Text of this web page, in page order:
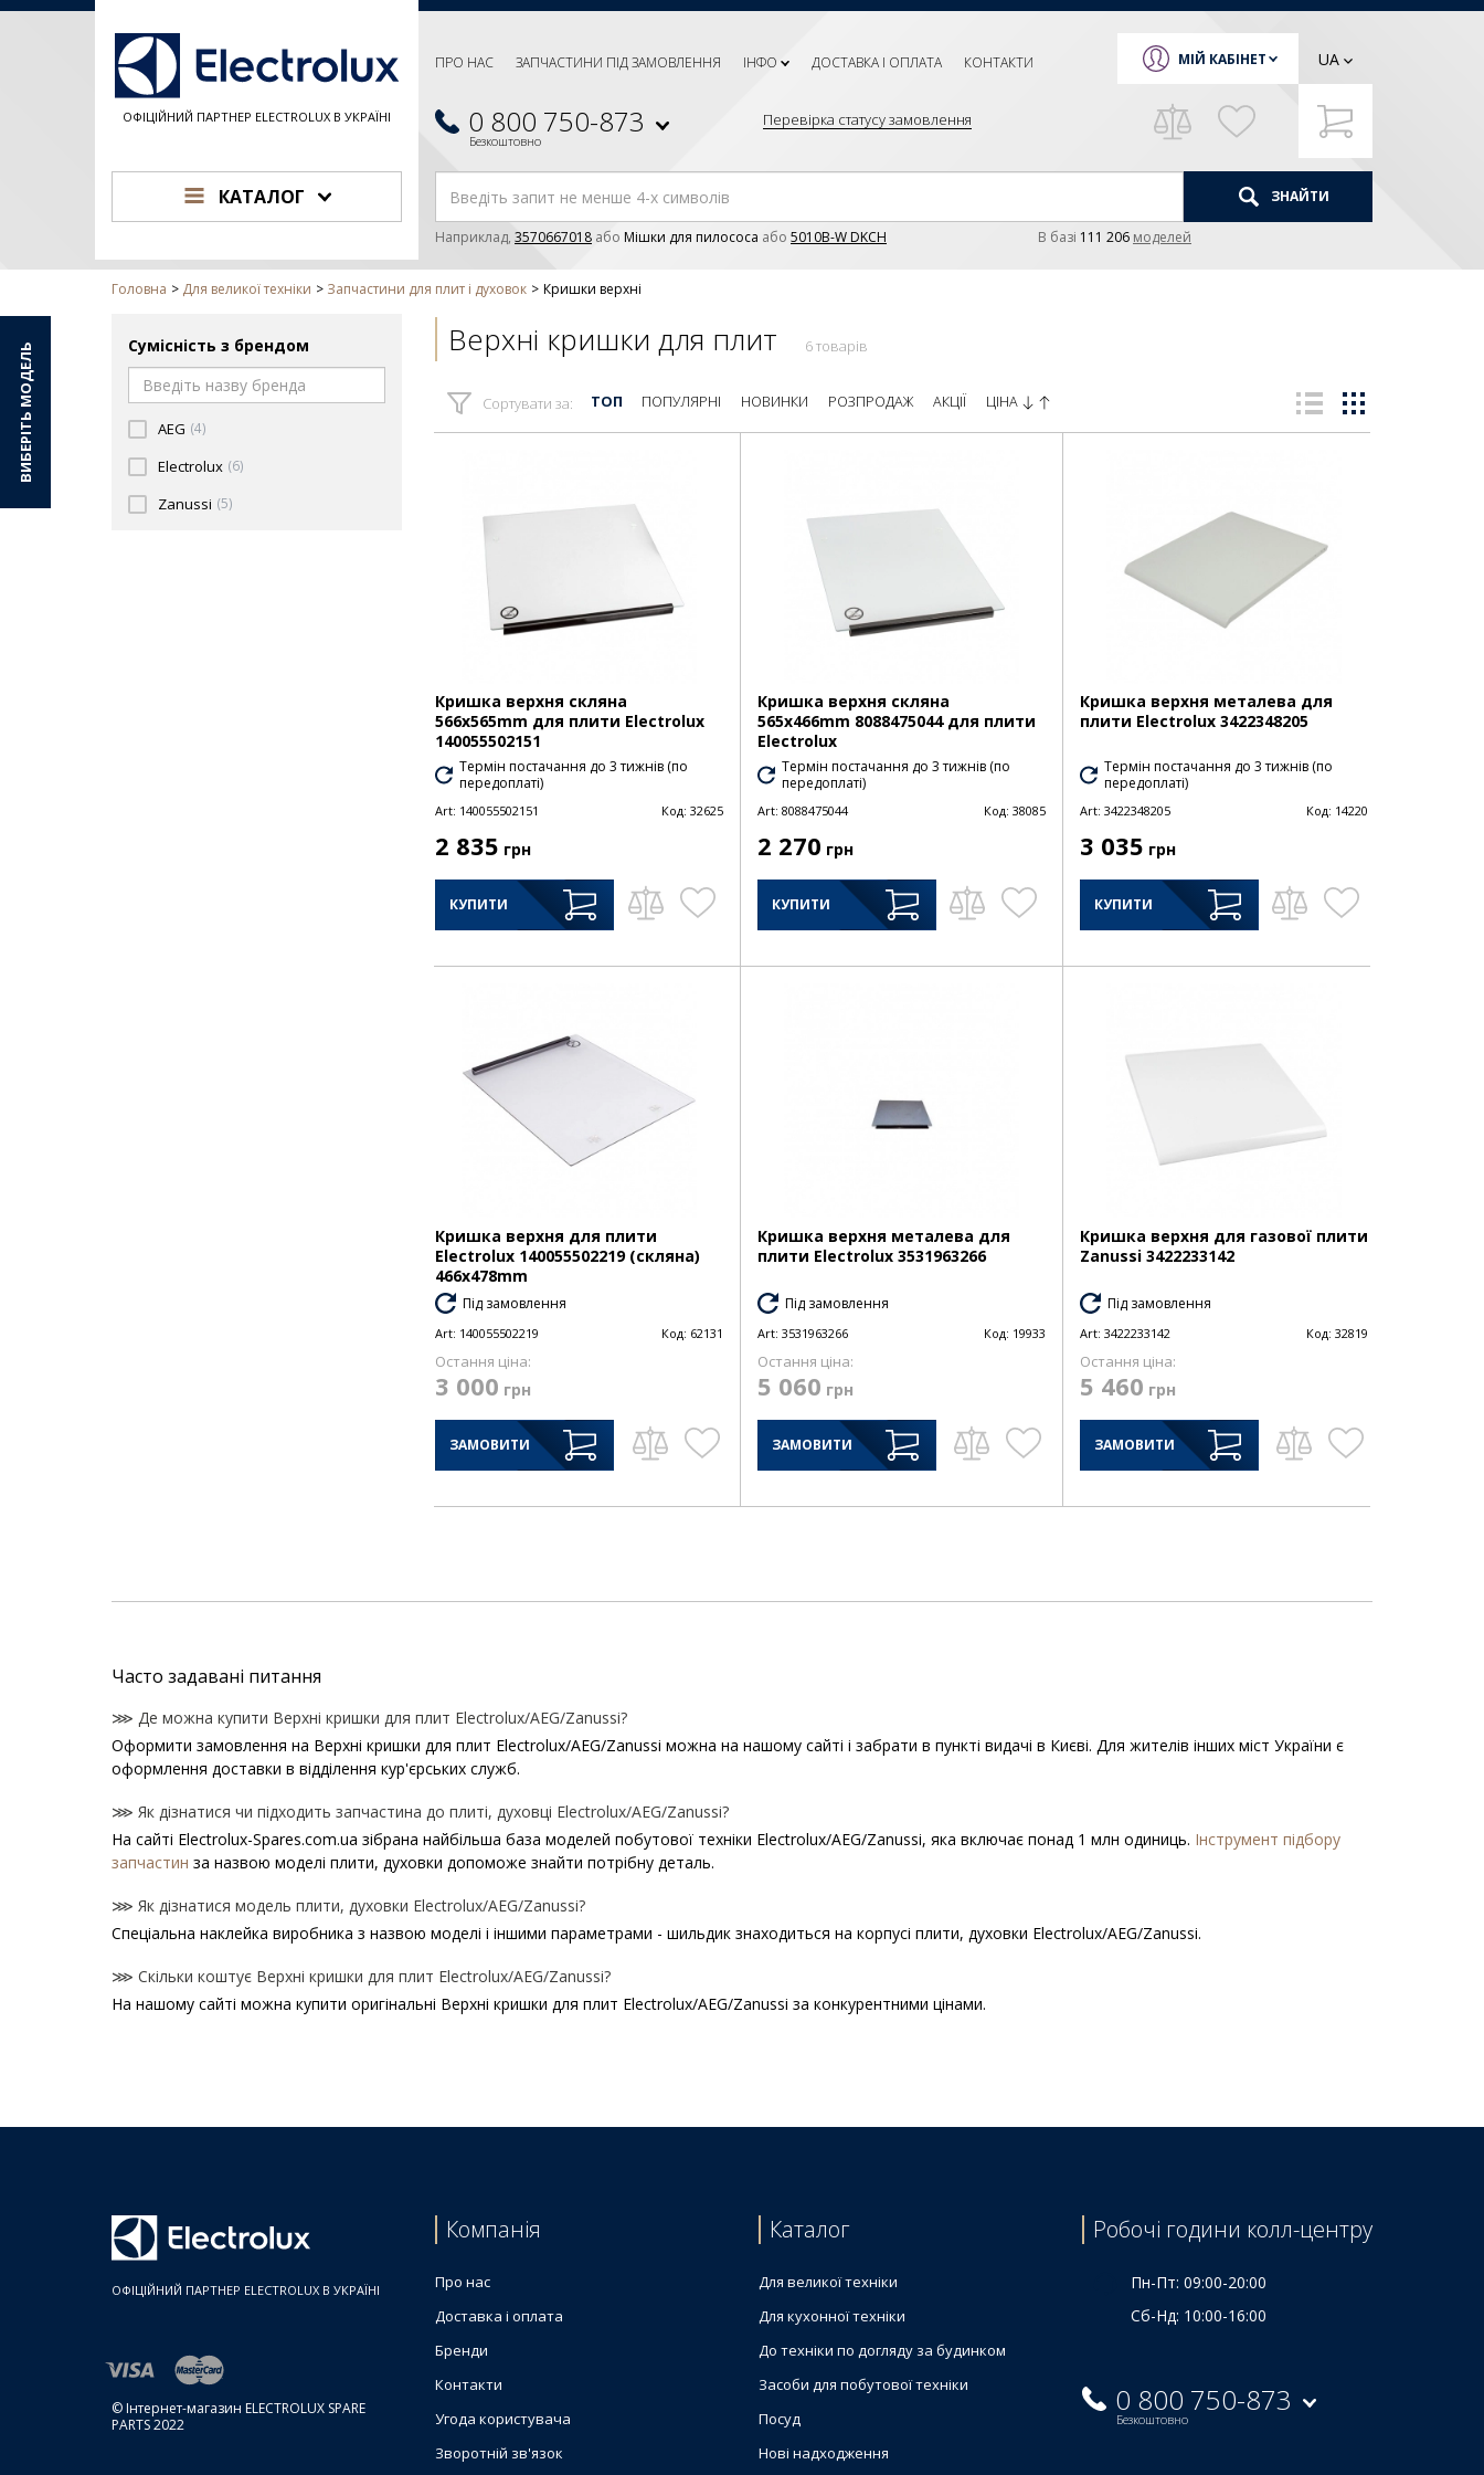
ОФІЦІЙНИЙ ПАРТНЕР ELECTROLUX В УКРАЇНІ
ПРО НАС ЗАПЧАСТИНИ ПІД ЗАМОВЛЕННЯ ІНФО ДОСТАВКА І ОПЛАТА КОНТАКТИ
0 800 750-873
Безкоштовно
Перевірка статусу замовлення
МІЙ КАБІНЕТ UA
КАТАЛОГ ЗНАЙТИ
Наприклад, 3570667018 або Мішки для пилососа або 5010B-W DKCH В базi 111 206 моделей
Головна Для великої техніки Запчастини для плит і духовок Кришки верхні
Сумісність з брендом
AEG (4)
Electrolux (6)
Zanussi (5)
Верхні кришки для плит 6 товарів
Сортувати за: ТОП ПОПУЛЯРНІ НОВИНКИ РОЗПРОДАЖ АКЦІЇ ЦІНА
Кришка верхня скляна
566x565mm для плити Electrolux
140055502151
Термін постачання до 3 тижнів (по
передоплаті)
Art: 140055502151 Код: 32625
2 835 грн
КУПИТИ
Кришка верхня скляна
565x466mm 8088475044 для плити
Electrolux
Термін постачання до 3 тижнів (по
передоплаті)
Art: 8088475044 Код: 38085
2 270 грн
КУПИТИ
Кришка верхня металева для
плити Electrolux 3422348205
Термін постачання до 3 тижнів (по
передоплаті)
Art: 3422348205 Код: 14220
3 035 грн
КУПИТИ
Кришка верхня для плити
Electrolux 140055502219 (скляна)
466x478mm
Під замовлення
Art: 140055502219 Код: 62131
Остання ціна:
3 000 грн
ЗАМОВИТИ
Кришка верхня металева для
плити Electrolux 3531963266
Під замовлення
Art: 3531963266 Код: 19933
Остання ціна:
5 060 грн
ЗАМОВИТИ
Кришка верхня для газової плити
Zanussi 3422233142
Під замовлення
Art: 3422233142 Код: 32819
Остання ціна:
5 460 грн
ЗАМОВИТИ
Часто задавані питання
⋙ Де можна купити Верхні кришки для плит Electrolux/AEG/Zanussi?
Оформити замовлення на Верхні кришки для плит Electrolux/AEG/Zanussi можна на нашому сайті і забрати в пункті видачі в Києві. Для жителів інших міст України є
оформлення доставки в відділення кур'єрських служб.
⋙ Як дізнатися чи підходить запчастина до плиті, духовці Electrolux/AEG/Zanussi?
На сайті Electrolux-Spares.com.ua зібрана найбільша база моделей побутової техніки Electrolux/AEG/Zanussi, яка включає понад 1 млн одиниць. Інструмент підбору
запчастин за назвою моделі плити, духовки допоможе знайти потрібну деталь.
⋙ Як дізнатися модель плити, духовки Electrolux/AEG/Zanussi?
Спеціальна наклейка виробника з назвою моделі і іншими параметрами - шильдик знаходиться на корпусі плити, духовки Electrolux/AEG/Zanussi.
⋙ Скільки коштує Верхні кришки для плит Electrolux/AEG/Zanussi?
На нашому сайті можна купити оригінальні Верхні кришки для плит Electrolux/AEG/Zanussi за конкурентними цінами.
Кришка верхня скляна 565x466mm 8088475044 для плити Electrolux
2270 ₴
Кришка верхня металева для плити Electrolux 3531963266
Кришка верхня для газової плити Zanussi 3422233142
5460 ₴
ОФІЦІЙНИЙ ПАРТНЕР ELECTROLUX В УКРАЇНІ
© Інтернет-магазин ELECTROLUX SPARE
PARTS 2022
Компанія
Про нас
Доставка і оплата
Бренди
Контакти
Угода користувача
Зворотній зв'язок
Каталог
Для великої техніки
Для кухонної техніки
До техніки по догляду за будинком
Засоби для побутової техніки
Посуд
Нові надходження
Робочі години колл-центру
Пн-Пт: 09:00-20:00
Сб-Нд: 10:00-16:00
0 800 750-873
Безкоштовно
ВИБЕРІТЬ МОДЕЛЬ